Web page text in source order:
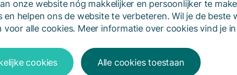
onze website nóg makkelijker en persoonlijker te
en helpen ons de website te verbeteren. Wil je de
voor alle cookies. Meer informatie over cookies vind je
cookies Alle cookies toestaan
Peilingen